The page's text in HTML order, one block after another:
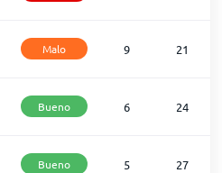
Malo 9 21
Bueno 6 24
Bueno 5 27